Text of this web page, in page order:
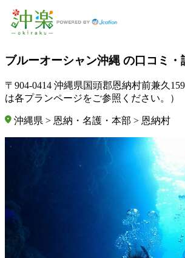
ブルーオーシャン沖縄 の口コミ・
〒904-0414 沖縄県国頭郡恩納村前兼久
は各プランページをご参照ください。）
沖縄県 > 恩納・名護・本部 > 恩納村